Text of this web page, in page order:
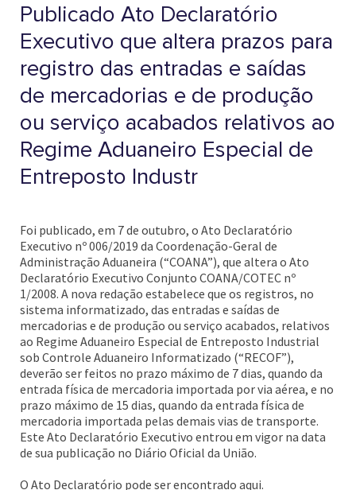
Publicado Ato Declaratório
Executivo que altera prazos para
registro das entradas e saídas
de mercadorias e de produção
ou serviço acabados relativos ao
Regime Aduaneiro Especial de
Entreposto Industr
Foi publicado, em 7 de outubro, o Ato Declaratório
Executivo nº 006/2019 da Coordenação-Geral de
Administração Aduaneira (“COANA”), que altera o Ato
Declaratório Executivo Conjunto COANA/COTEC nº
1/2008. A nova redação estabelece que os registros, no
sistema informatizado, das entradas e saídas de
mercadorias e de produção ou serviço acabados, relativos
ao Regime Aduaneiro Especial de Entreposto Industrial
sob Controle Aduaneiro Informatizado (“RECOF”),
deverão ser feitos no prazo máximo de 7 dias, quando da
entrada física de mercadoria importada por via aérea, e no
prazo máximo de 15 dias, quando da entrada física de
mercadoria importada pelas demais vias de transporte.
Este Ato Declaratório Executivo entrou em vigor na data
de sua publicação no Diário Oficial da União.
O Ato Declaratório pode ser encontrado aqui.